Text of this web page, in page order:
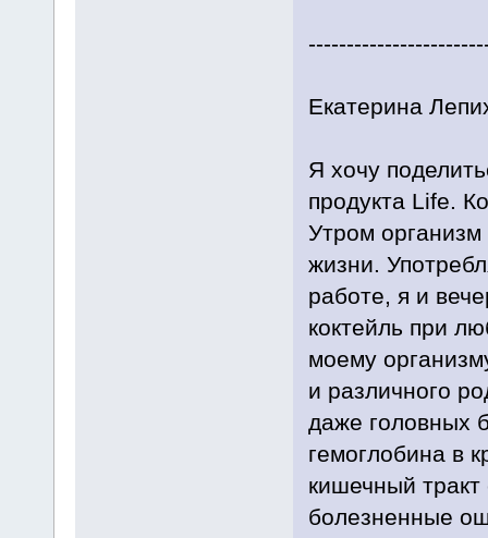
Екатерина
Я хочу
продукта Life.
Утром
жизни.
работе, я и
коктейль при
моему
и различного
даже головных
гемоглобина в
кишечный тракт
болезненные